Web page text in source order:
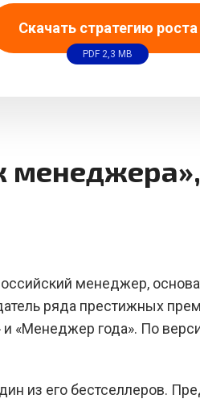
Скачать стратегию роста
PDF 2,3 MB
менеджер,
ряда престижных
«Менеджер года». По
из его бестселлеров.